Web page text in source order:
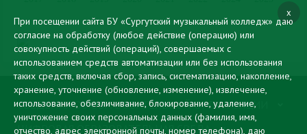
СВЕДЕНИЯ ОБ ОБРАЗОВАТЕЛЬНОЙ ОРГАНИЗАЦИИ
ЦИФРОВАЯ ОБРАЗОВАТЕЛЬНАЯ СРЕДА
x
При посещении сайта БУ «Сургутский музыкальный колледж» даю
согласие на обработку (любое действие (операцию) или
совокупность действий (операций), совершаемых с
использованием средств автоматизации или без использования
таких средств, включая сбор, запись, систематизацию, накопление,
хранение, уточнение (обновление, изменение), извлечение,
использование, обезличивание, блокирование, удаление,
уничтожение своих персональных данных (фамилия, имя,
отчество, адрес электронной почты, номер телефона), даю